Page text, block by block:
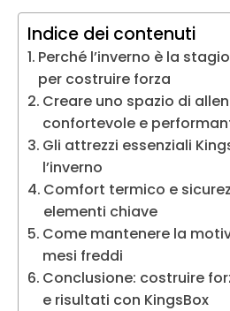
Indice dei contenuti
Perché l’inverno è la
per costruire forza
Creare uno spazio di
confortevole e
Gli attrezzi essenziali
l’inverno
Comfort termico e
elementi chiave
Come mantenere la
mesi freddi
Conclusione: costruire
e risultati con KingsBox